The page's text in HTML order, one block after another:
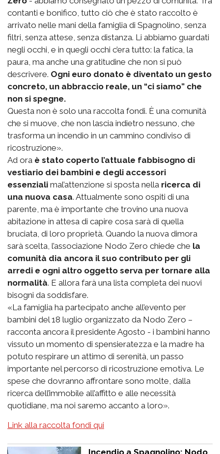
contanti e bonifico, tutto ciò che è stato raccolto è
arrivato nelle mani della famiglia di Spagnolino, senza
filtri, senza attese, senza distanza. Li abbiamo guardati
negli occhi, e in quegli occhi c’era tutto: la fatica, la
paura, ma anche una gratitudine che non si può
descrivere. Ogni euro donato è diventato un gesto
concreto, un abbraccio reale, un “ci siamo” che
non si spegne.
Questa non è solo una raccolta fondi. È una comunità
che si muove, che non lascia indietro nessuno, che
trasforma un incendio in un cammino condiviso di
ricostruzione».
Ad ora è stato coperto l’attuale fabbisogno di
vestiario dei bambini e degli accessori
essenziali mal’attenzione si sposta nella ricerca di
una nuova casa. Attualmente sono ospiti di una
parente, ma è importante che trovino una nuova
abitazione in attesa di capire cosa sarà di quella
bruciata, di loro proprietà. Quando la nuova dimora
sarà scelta, l’associazione Nodo Zero chiede che la
comunità dia ancora il suo contributo per gli
arredi e ogni altro oggetto serva per tornare alla
normalità. E allora farà una lista completa dei nuovi
bisogni da soddisfare.
«La famiglia ha partecipato anche all’evento per
bambini del 18 luglio organizzato da Nodo Zero –
racconta ancora il presidente Agosto - i bambini hanno
vissuto un momento di spensieratezza e la madre ha
potuto respirare un attimo di serenità, un passo
importante nel percorso di ricostruzione emotiva. Le
spese che dovranno affrontare sono molte, dalla
ricerca dell’immobile all’affitto e alle necessità
quotidiane, ma noi saremo accanto a loro».
Link alla raccolta fondi qui